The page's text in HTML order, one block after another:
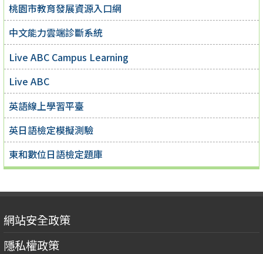
桃園市教育發展資源入口網
中文能力雲端診斷系統
Live ABC Campus Learning
Live ABC
英語線上學習平臺
英日語檢定模擬測驗
東和數位日語檢定題庫
網站安全政策
隱私權政策